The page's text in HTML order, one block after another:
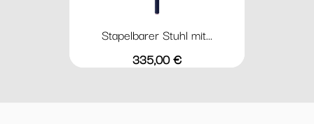
Stapelbarer Stuhl mit...
Preis
335,00 €